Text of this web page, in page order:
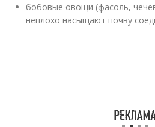
бобовые овощи (фасоль,
неплохо насыщают почву